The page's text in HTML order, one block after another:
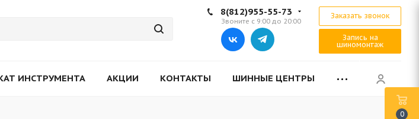
8(812)955-55-73
Звоните с 9:00 до 20:00
Заказать звонок
Запись на
шиномонтаж
ИНСТРУМЕНТА АКЦИИ КОНТАКТЫ ШИННЫЕ ЦЕНТРЫ
0